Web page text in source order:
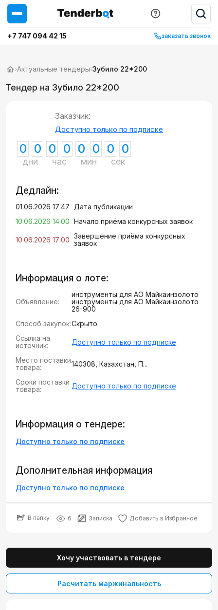
+7 747 094 42 15 заказать звонок
›Актуальные тендеры›Зубило 22*200
Тендер на Зубило 22*200
Заказчик:
Доступно только по подписке
0 0
дни
0 0
час
0 0
мин
0 0
сек
Дедлайн:
01.06.2026 17:47
Дата публикации
10.06.2026 14:00 Начало приёма конкурсных заявок
10.06.2026 17:00 Завершение приёма конкурсных
заявок
Информация о лоте:
Объявление:
инструменты для АО Майкаинзолото
инструменты для АО Майкаинзолото
26-900
Способ закупок:Скрыто
Ссылка на
источник:
Доступно только по подписке
Место поставки
товара:
140308, Казахстан, П...
Сроки поставки
товара:
Доступно только по подписке
Информация о тендере:
Доступно только по подписке
Дополнительная информация
Доступно только по подписке
В папку 6 Записка Добавить в Избранное
Хочу участвовать в тендере
Расчитать маржинальность